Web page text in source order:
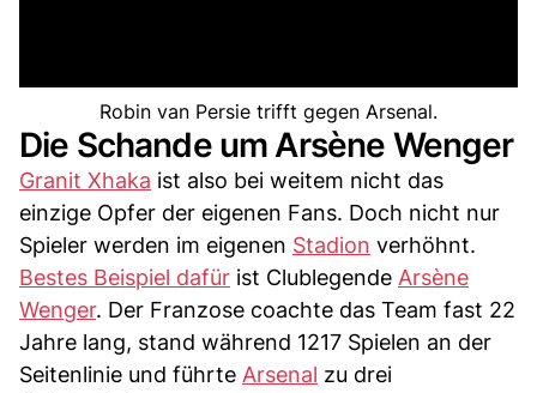
Robin van Persie trifft gegen Arsenal.
Die Schande um Arsène Wenger
Granit Xhaka ist also bei weitem nicht das
einzige Opfer der eigenen Fans. Doch nicht nur
Spieler werden im eigenen Stadion verhöhnt.
Bestes Beispiel dafür ist Clublegende Arsène
Wenger. Der Franzose coachte das Team fast 22
Jahre lang, stand während 1217 Spielen an der
Seitenlinie und führte Arsenal zu drei